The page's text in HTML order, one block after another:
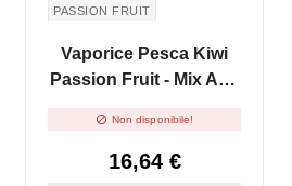
PASSION FRUIT
Vaporice Pesca Kiwi
Passion Fruit - Mix And
 Non disponibile!
16,64 €